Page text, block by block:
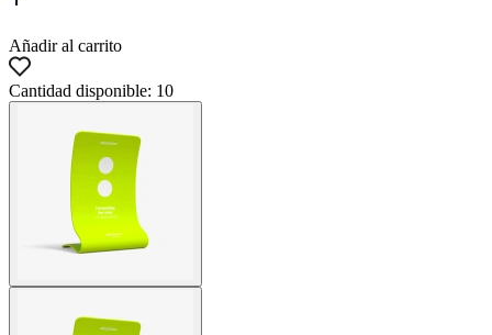
Añadir al carrito
Cantidad disponible: 10